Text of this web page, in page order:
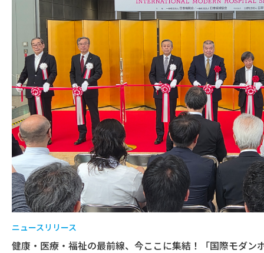
ニュースリリース
健康・医療・福祉の最前線、今ここに集結！「国際モダン